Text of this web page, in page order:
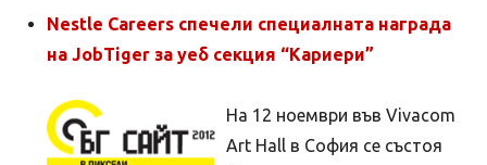
Nestle Careers спечели специалната награда
на JobTiger за уеб секция “Кариери”
На 12 ноември във Vivacom
Art Hall в София се състоя